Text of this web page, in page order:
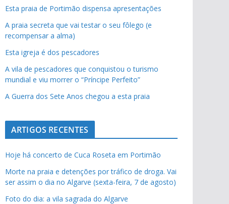
Esta praia de Portimão dispensa apresentações
A praia secreta que vai testar o seu fôlego (e
recompensar a alma)
Esta igreja é dos pescadores
A vila de pescadores que conquistou o turismo
mundial e viu morrer o “Príncipe Perfeito”
A Guerra dos Sete Anos chegou a esta praia
ARTIGOS RECENTES
Hoje há concerto de Cuca Roseta em Portimão
Morte na praia e detenções por tráfico de droga. Vai
ser assim o dia no Algarve (sexta-feira, 7 de agosto)
Foto do dia: a vila sagrada do Algarve